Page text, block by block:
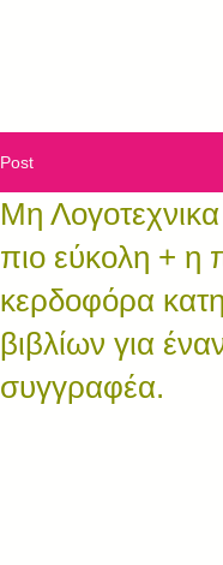
Post
Μη
πιο εύκολη + η
κερδοφόρα
βιβλίων για
συγγραφέα.